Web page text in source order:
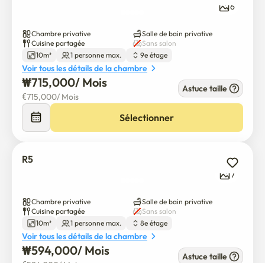
6
Chambre privative
Salle de bain privative
Cuisine partagée
Sans salon
10m²
1 personne max. 9e étage
Voir tous les détails de la chambre
₩715,000/ Mois
€715,000/ Mois
Astuce taille
Sélectionner
R5
7
Chambre privative
Salle de bain privative
Cuisine partagée
Sans salon
10m²
1 personne max. 8e étage
Voir tous les détails de la chambre
₩594,000/ Mois Astuce taille